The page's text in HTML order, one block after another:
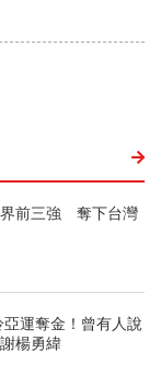
界前三強 奪下台灣
運奪金！曾有人說
楊勇緯